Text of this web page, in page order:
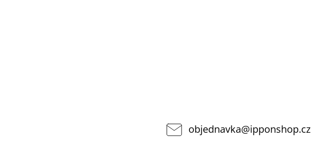
objednavka@ipponshop.cz